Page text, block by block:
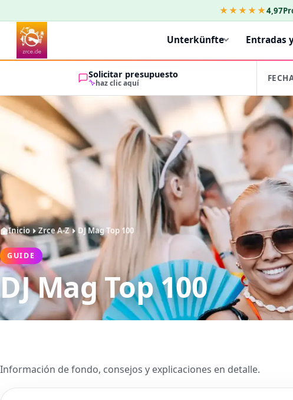
★★★★★4,97
Unterkünfte Entradas
Solicitar presupuesto
haz clic aquí
Inicio Zrce A-Z DJ Mag Top 100
GUIDE
DJ Mag Top 100
Información de fondo, consejos y explicaciones en detalle.